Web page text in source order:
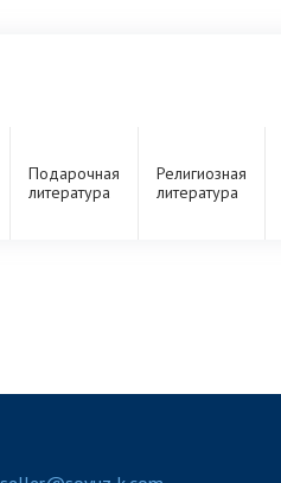
Подарочная
литература
Религиозная
литература